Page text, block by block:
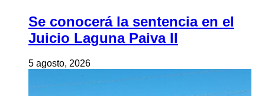
Se conocerá la sentencia en el
Juicio Laguna Paiva II
5 agosto, 2026